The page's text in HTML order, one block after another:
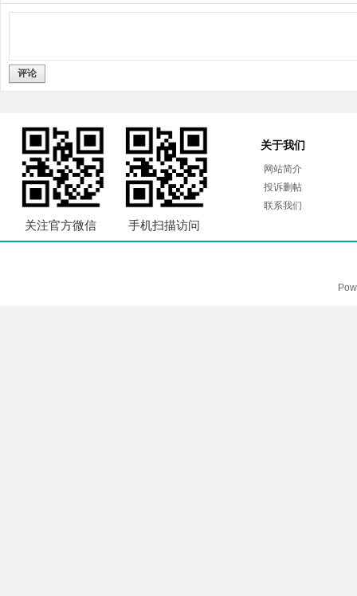
评论
关注官方微信 手机扫描访问
关于我们
网站简介
投诉删帖
联系我们